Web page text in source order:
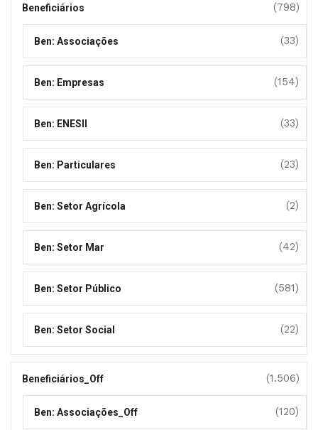
Beneficiários (798)
Ben: Associações (33)
Ben: Empresas (154)
Ben: ENESII (33)
Ben: Particulares (23)
Ben: Setor Agrícola (2)
Ben: Setor Mar (42)
Ben: Setor Público (581)
Ben: Setor Social (22)
Beneficiários_Off (1.506)
Ben: Associações_Off (120)